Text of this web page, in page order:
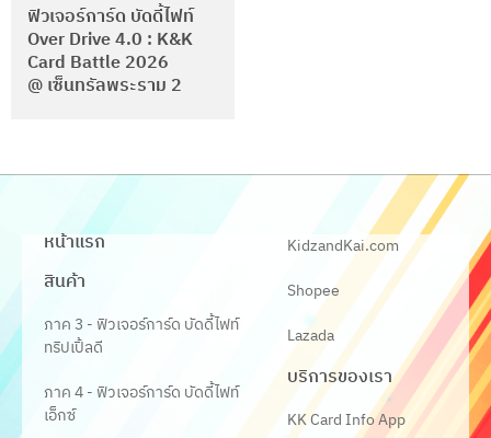
ฟิวเจอร์การ์ด บัดดี้ไฟท์
Over Drive 4.0 : K&K
Card Battle 2026
@ เซ็นทรัลพระราม 2
หน้าแรก
สินค้า
ภาค 3 - ฟิวเจอร์การ์ด บัดดี้ไฟท์
ทริปเปิ้ลดี
ภาค 4 - ฟิวเจอร์การ์ด บัดดี้ไฟท์
เอ็กซ์
KidzandKai.com
Shopee
Lazada
บริการของเรา
KK Card Info App